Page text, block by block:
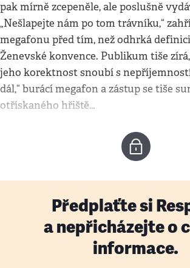
pak mírně zcepeněle, ale poslušně
„Nešlapejte nám po tom trávníku,“
megafonu před tím, než odhrká
Ženevské konvence. Publikum tiše
jeho korektnost snoubí s
dál,“ burácí megafon a zástup se tiše
otřískaného hřiště…
Předplaťte si
a nepřicházejte o
informace.